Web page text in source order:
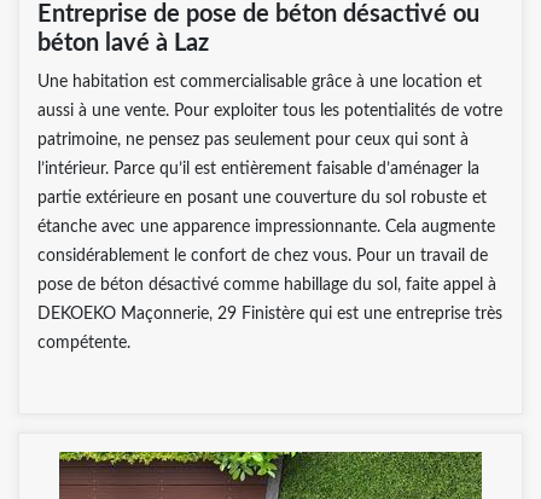
Entreprise de pose de béton désactivé ou
béton lavé à Laz
Une habitation est commercialisable grâce à une location et
aussi à une vente. Pour exploiter tous les potentialités de votre
patrimoine, ne pensez pas seulement pour ceux qui sont à
l’intérieur. Parce qu’il est entièrement faisable d’aménager la
partie extérieure en posant une couverture du sol robuste et
étanche avec une apparence impressionnante. Cela augmente
considérablement le confort de chez vous. Pour un travail de
pose de béton désactivé comme habillage du sol, faite appel à
DEKOEKO Maçonnerie, 29 Finistère qui est une entreprise très
compétente.